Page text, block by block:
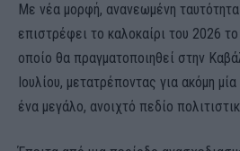
Με νέα μορφή, ανανεωμένη
επιστρέφει το καλοκαίρι του 2026
οποίο θα πραγματοποιηθεί στην
Ιουλίου, μετατρέποντας για ακόμη
ένα μεγάλο, ανοιχτό πεδίο